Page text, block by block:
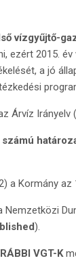
vízgyűjtő-
ezért 2015.
a jó
Árvíz
Kormány
).
VGT-K